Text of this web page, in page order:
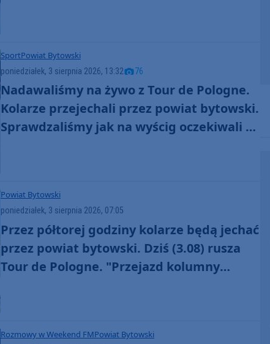
SportPowiat Bytowski
poniedziałek, 3 sierpnia 2026, 13:32 76
Nadawaliśmy na żywo z Tour de Pologne.
Kolarze przejechali przez powiat bytowski.
Sprawdzaliśmy jak na wyścig oczekiwali w
Powiat Bytowski
poniedziałek, 3 sierpnia 2026, 07:05
Przez półtorej godziny kolarze będą jechać
przez powiat bytowski. Dziś (3.08) rusza
Tour de Pologne. "Przejazd kolumny
Rozmowy w Weekend FMPowiat Bytowski